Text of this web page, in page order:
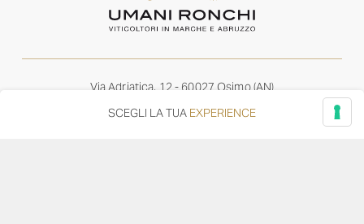
Via Adriatica, 12 - 60027 Osimo (AN)
wine@umanironchi.it
SCEGLI LA TUA EXPERIENCE